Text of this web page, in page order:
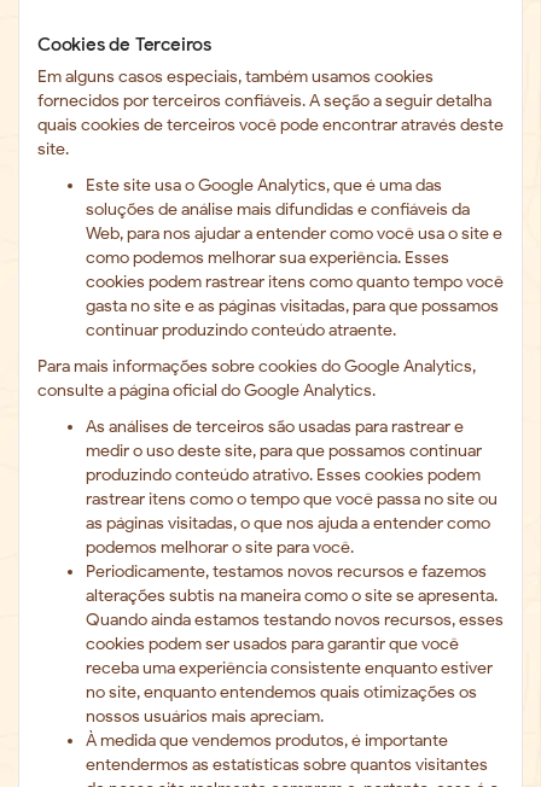
Cookies de Terceiros
Em alguns casos especiais, também usamos cookies
fornecidos por terceiros confiáveis. A seção a seguir detalha
quais cookies de terceiros você pode encontrar através deste
site.
Este site usa o Google Analytics, que é uma das
soluções de análise mais difundidas e confiáveis ​​da
Web, para nos ajudar a entender como você usa o site e
como podemos melhorar sua experiência. Esses
cookies podem rastrear itens como quanto tempo você
gasta no site e as páginas visitadas, para que possamos
continuar produzindo conteúdo atraente.
Para mais informações sobre cookies do Google Analytics,
consulte a página oficial do Google Analytics.
As análises de terceiros são usadas para rastrear e
medir o uso deste site, para que possamos continuar
produzindo conteúdo atrativo. Esses cookies podem
rastrear itens como o tempo que você passa no site ou
as páginas visitadas, o que nos ajuda a entender como
podemos melhorar o site para você.
Periodicamente, testamos novos recursos e fazemos
alterações subtis na maneira como o site se apresenta.
Quando ainda estamos testando novos recursos, esses
cookies podem ser usados ​​para garantir que você
receba uma experiência consistente enquanto estiver
no site, enquanto entendemos quais otimizações os
nossos usuários mais apreciam.
À medida que vendemos produtos, é importante
entendermos as estatísticas sobre quantos visitantes